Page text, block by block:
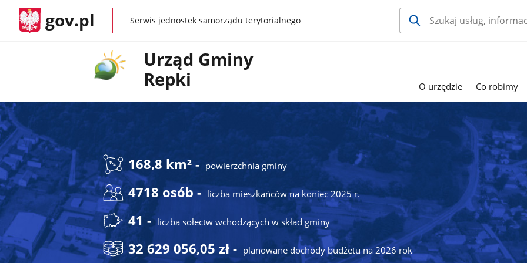
gov.pl gov.plSerwis jednostek samorządu terytorialnego
Urząd Gminy
Repki
O urzędzie Co robimy
168,8 km² - powierzchnia gminy
4718 osób - liczba mieszkańców na koniec 2025 r.
41 - liczba sołectw wchodzących w skład gminy
32 629 056,05 zł - planowane dochody budżetu na 2026 rok